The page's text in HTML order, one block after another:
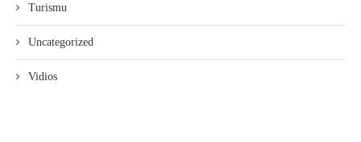
Turismu
Uncategorized
Vidios